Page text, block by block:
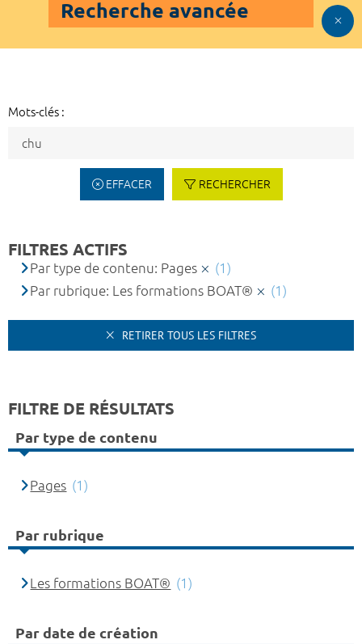
Recherche avancée
Mots-clés :
EFFACER RECHERCHER
FILTRES ACTIFS
Par type de contenu: Pages
(1)
Par rubrique: Les formations BOAT®
(1)
RETIRER TOUS LES FILTRES
FILTRE DE RÉSULTATS
Par type de contenu
Pages (1)
Par rubrique
Les formations BOAT® (1)
Par date de création